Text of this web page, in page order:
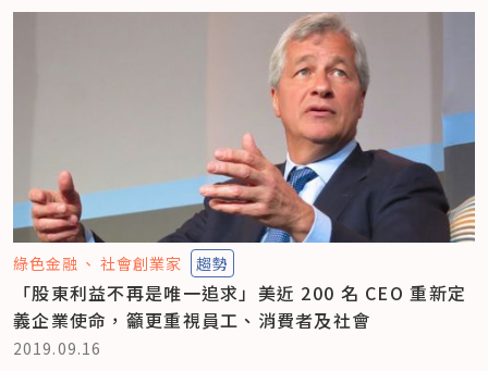
綠色金融 社會創業家 趨勢
「股東利益不再是唯一追求」美近 200 名 CEO 重新定
義企業使命，籲更重視員工、消費者及社會
2019.09.16